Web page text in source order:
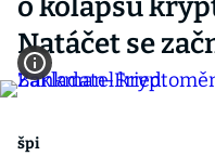
o kolapsu
Natáčet se
špi